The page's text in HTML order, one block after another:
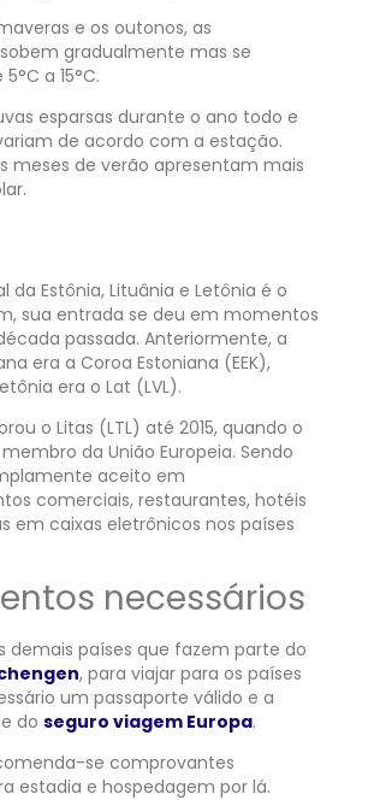
e os outonos, as
gradualmente mas se
a 15°C.
esparsas durante o ano todo e
de acordo com a estação.
meses de verão apresentam mais
da Estônia, Lituânia e Letônia é o
sua entrada se deu em momentos
passada. Anteriormente, a
era a Coroa Estoniana (EEK),
era o Lat (LVL).
o Litas (LTL) até 2015, quando o
da União Europeia. Sendo
aceito em
comerciais, restaurantes, hotéis
em caixas eletrônicos nos países
necessários
demais países que fazem parte do
, para viajar para os países
um passaporte válido e a
do seguro viagem Europa.
se comprovantes
estadia e hospedagem por lá.